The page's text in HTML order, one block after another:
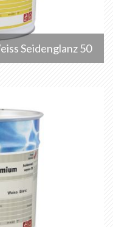
Seidenglanz 50